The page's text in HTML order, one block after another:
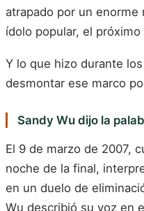
atrapado por un enorme
ídolo popular, el
Y lo que hizo durante
desmontar ese marco
Sandy Wu dijo la
El 9 de marzo de 2007,
noche de la final,
en un duelo de
Wu describió su voz en